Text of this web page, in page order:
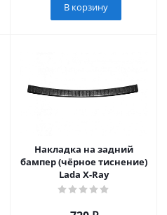
В корзину
Накладка на задний
бампер (чёрное тиснение)
Lada X-Ray